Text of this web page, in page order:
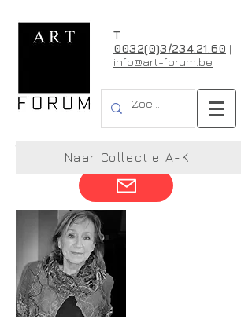
T
0032(0)3/234.21.60 |
info@art-forum.be
Yvonne Mostard
Naar Collectie A-K